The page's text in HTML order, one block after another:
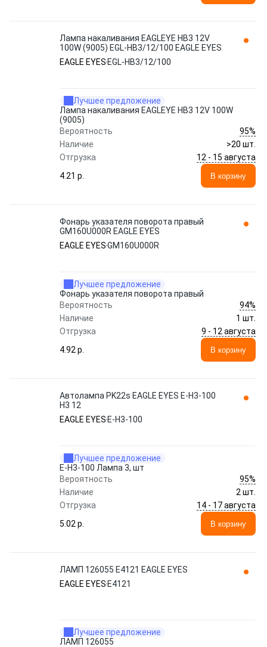
Лампа накаливания EAGLEYE HB3 12V
100W (9005) EGL-HB3/12/100 EAGLE EYES
EAGLE EYES EGL-HB3/12/100
Лучшее предложение
Лампа накаливания EAGLEYE HB3 12V 100W
(9005)
Вероятность
95%
Наличие
>20 шт.
Отгрузка
12 - 15 августа
4.21 p.
В корзину
Фонарь указателя поворота правый
GM160U000R EAGLE EYES
EAGLE EYESGM160U000R
Лучшее предложение
Фонарь указателя поворота правый
Вероятность
94%
Наличие
1 шт.
Отгрузка
9 - 12 августа
4.92 p.
В корзину
Автолампа PK22s EAGLE EYES E-H3-100
H3 12
EAGLE EYES E-H3-100
Лучшее предложение
E-H3-100 Лампа 3, шт
Вероятность
95%
Наличие
2 шт.
Отгрузка
14 - 17 августа
5.02 p.
В корзину
ЛАМП 126055 E4121 EAGLE EYES
EAGLE EYES E4121
Лучшее предложение
ЛАМП 126055